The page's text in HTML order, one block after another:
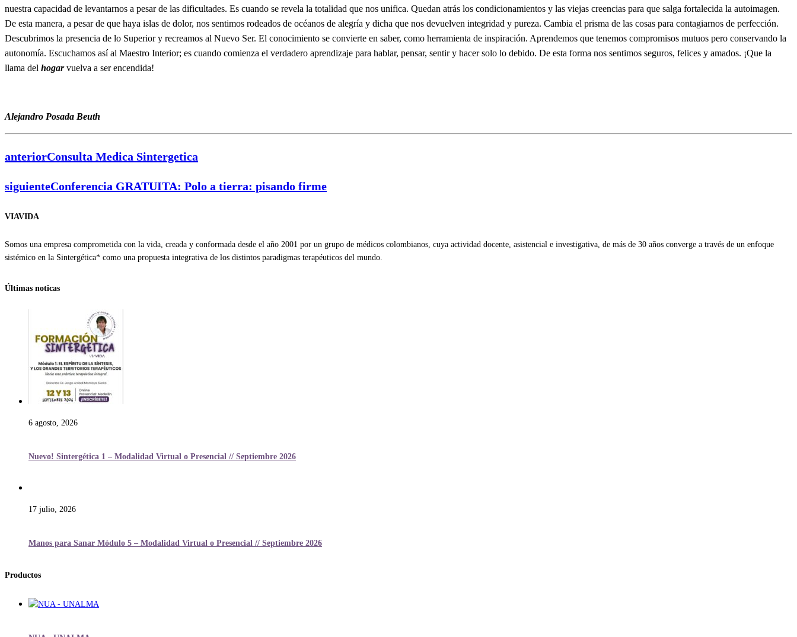
nuestra capacidad de levantarnos a pesar de las dificultades. Es cuando se revela la totalidad que nos unifica. Quedan atrás los condicionamientos y las viejas creencias para que salga fortalecida la autoimagen.
De esta manera, a pesar de que haya islas de dolor, nos sentimos rodeados de océanos de alegría y dicha que nos devuelven integridad y pureza. Cambia el prisma de las cosas para contagiarnos de perfección.
Descubrimos la presencia de lo Superior y recreamos al Nuevo Ser. El conocimiento se convierte en saber, como herramienta de inspiración. Aprendemos que tenemos compromisos mutuos pero conservando la
autonomía. Escuchamos así al Maestro Interior; es cuando comienza el verdadero aprendizaje para hablar, pensar, sentir y hacer solo lo debido. De esta forma nos sentimos seguros, felices y amados. ¡Que la
llama del hogarvuelva a ser encendida!
Alejandro Posada Beuth
anteriorConsulta Medica Sintergetica
siguienteConferencia GRATUITA: Polo a tierra: pisando firme
VIAVIDA
Somos una empresa comprometida con la vida, creada y conformada desde el año 2001 por un grupo de médicos colombianos, cuya actividad docente, asistencial e investigativa, de más de 30 años converge a través de un enfoque
sistémico en la Sintergética* como una propuesta integrativa de los distintos paradigmas terapéuticos del mundo.
Últimas noticas
6 agosto, 2026
Nuevo! Sintergética 1 – Modalidad Virtual o Presencial // Septiembre 2026
17 julio, 2026
Manos para Sanar Módulo 5 – Modalidad Virtual o Presencial // Septiembre 2026
Productos